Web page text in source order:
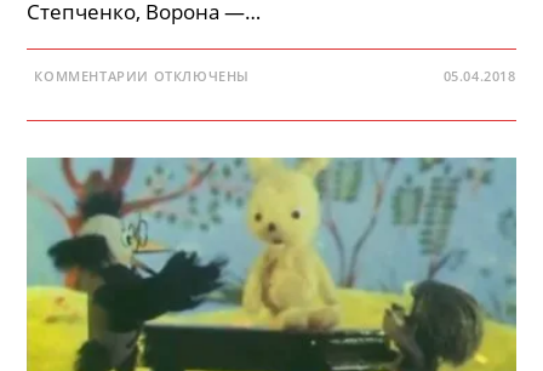
Степченко, Ворона —…
КОММЕНТАРИИ К
ГОРЮЙ
ПЕСЕНКА
КУДРЯВОГО
ЁЖИКА
ОТКЛЮЧЕНЫ 05.04.2018